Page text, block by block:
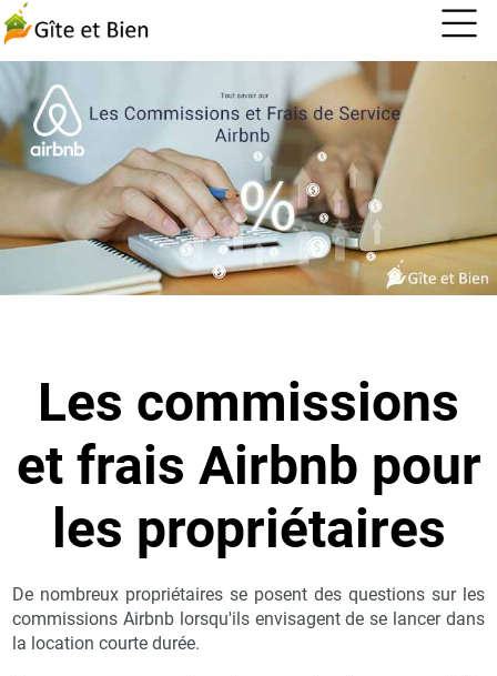
Les commissions
et frais Airbnb pour
les propriétaires
De nombreux propriétaires se posent des questions sur les
commissions Airbnb lorsqu'ils envisagent de se lancer dans
la location courte durée.